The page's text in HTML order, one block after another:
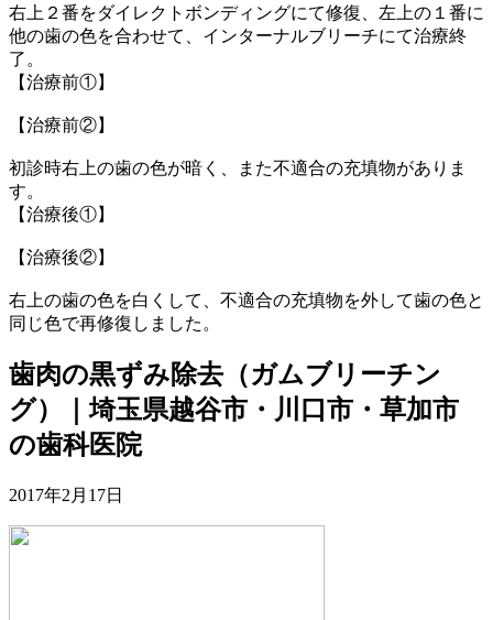
右上２番をダイレクトボンディングにて修復、左上の１番に
他の歯の色を合わせて、インターナルブリーチにて治療終
了。
【治療前①】
【治療前②】
初診時右上の歯の色が暗く、また不適合の充填物がありま
す。
【治療後①】
【治療後②】
右上の歯の色を白くして、不適合の充填物を外して歯の色と
同じ色で再修復しました。
歯肉の黒ずみ除去（ガムブリーチン
グ）｜埼玉県越谷市・川口市・草加市
の歯科医院
2017年2月17日